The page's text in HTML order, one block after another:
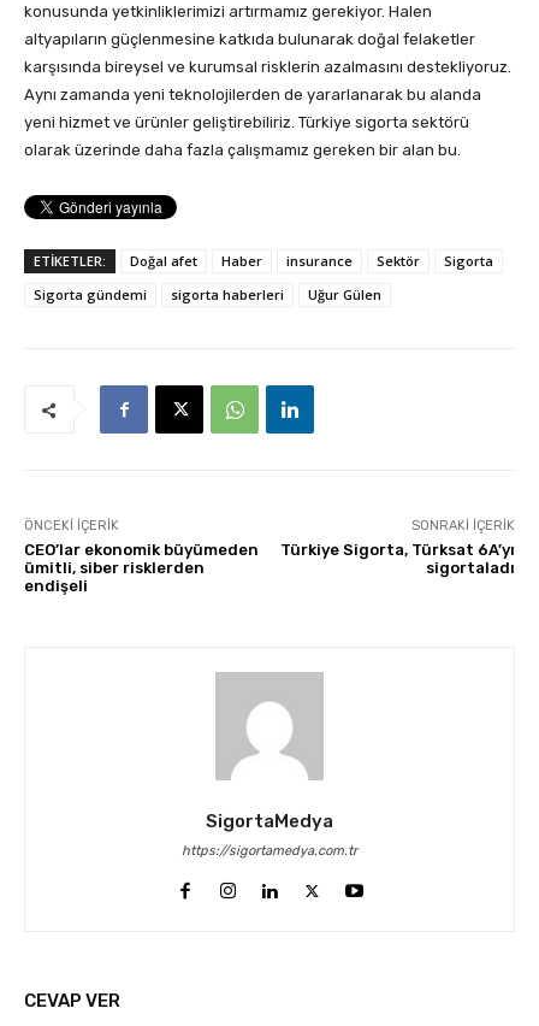
konusunda yetkinliklerimizi artırmamız gerekiyor. Halen
altyapıların güçlenmesine katkıda bulunarak doğal felaketler
karşısında bireysel ve kurumsal risklerin azalmasını destekliyoruz.
Aynı zamanda yeni teknolojilerden de yararlanarak bu alanda
yeni hizmet ve ürünler geliştirebiliriz. Türkiye sigorta sektörü
olarak üzerinde daha fazla çalışmamız gereken bir alan bu.
ETİKETLER: Doğal afet Haber insurance Sektör
Sigorta
Sigorta gündemi
sigorta haberleri Uğur Gülen
ÖNCEKI İÇERIK
CEO’lar ekonomik büyümeden
ümitli, siber risklerden
endişeli
SONRAKI İÇERIK
Türkiye Sigorta, Türksat 6A’yı
sigortaladı
SigortaMedya
https://sigortamedya.com.tr
CEVAP VER